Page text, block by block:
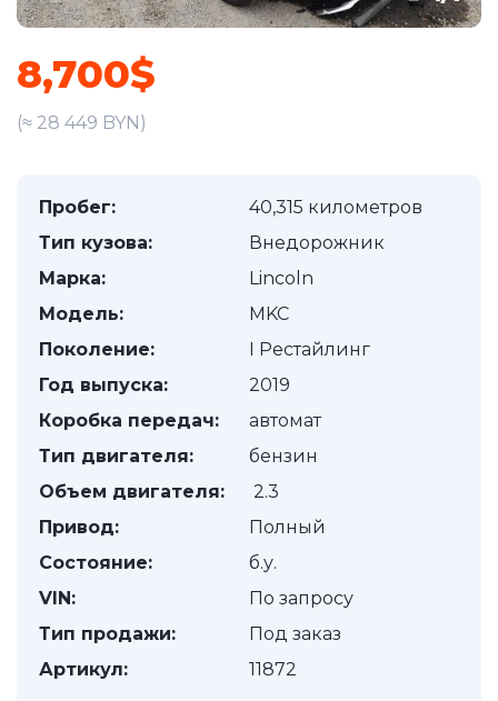
8,700$
(≈ 28 449 BYN)
Пробег:
40,315 километров
Тип кузова:
Внедорожник
Марка:
Lincoln
Модель:
MKC
Поколение:
I Рестайлинг
Год выпуска:
2019
Коробка передач:
автомат
Тип двигателя:
бензин
Объем двигателя:
2.3
Привод:
Полный
Состояние:
б.у.
VIN:
По запросу
Тип продажи:
Под заказ
Артикул:
11872